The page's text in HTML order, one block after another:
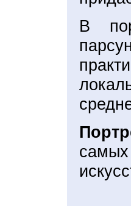
В
самых